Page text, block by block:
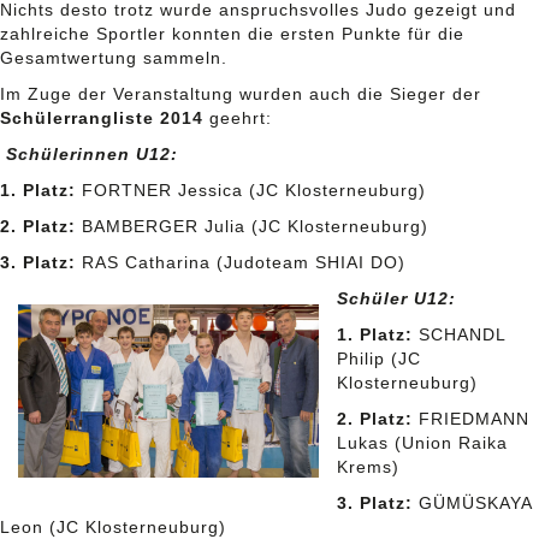
Nichts desto trotz wurde anspruchsvolles Judo gezeigt und
zahlreiche Sportler konnten die ersten Punkte für die
Gesamtwertung sammeln.
Im Zuge der Veranstaltung wurden auch die Sieger der
Schülerrangliste 2014 geehrt:
Schülerinnen U12:
1. Platz: FORTNER Jessica (JC Klosterneuburg)
2. Platz: BAMBERGER Julia (JC Klosterneuburg)
3. Platz: RAS Catharina (Judoteam SHIAI DO)
Schüler U12:
1. Platz: SCHANDL
Philip (JC
Klosterneuburg)
2. Platz: FRIEDMANN
Lukas (Union Raika
Krems)
3. Platz: GÜMÜSKAYA
Leon (JC Klosterneuburg)